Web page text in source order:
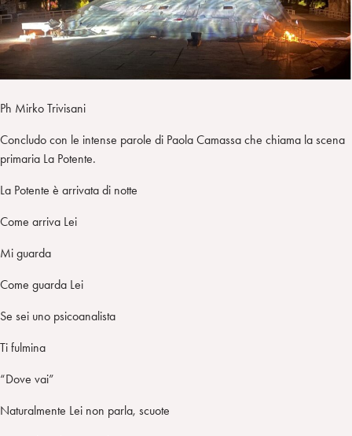
Ph Mirko Trivisani
Concludo con le intense parole di Paola Camassa che chiama la scena
primaria La Potente.
La Potente è arrivata di notte
Come arriva Lei
Mi guarda
Come guarda Lei
Se sei uno psicoanalista
Ti fulmina
“Dove vai”
Naturalmente Lei non parla, scuote